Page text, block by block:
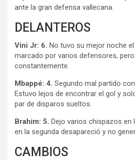
ante la gran defensa vallecana.
DELANTEROS
Vini Jr: 6. No tuvo su mejor noche
marcado por varios defensores,
constantemente.
Mbappé: 4. Segundo mal partido
Estuvo lejos de encontrar el gol y
par de disparos sueltos.
Brahim: 5. Dejo varios chispazos en
en la segunda desapareció y no
CAMBIOS